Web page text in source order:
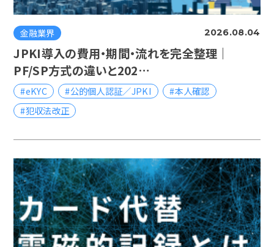
金融業界 2026.08.04
JPKI導入の費用・期間・流れを完全整理｜
PF/SP方式の違いと202…
#eKYC #公的個人認証／JPKI
#本人確認
#犯収法改正